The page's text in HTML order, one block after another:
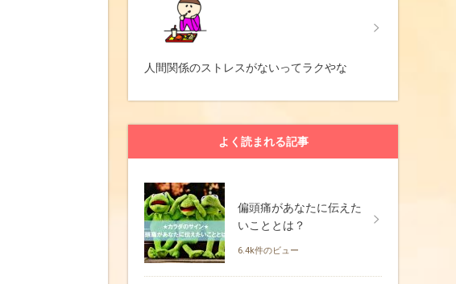
人間関係のストレスがないってラクやな
よく読まれる記事
偏頭痛があなたに伝えた
いこととは？
6.4k件のビュー